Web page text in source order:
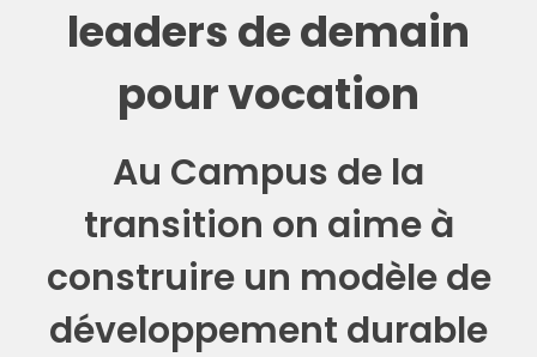
🎧 EoF RADIO
leaders de demain
pour vocation
Au Campus de la
transition on aime à
construire un modèle de
développement durable